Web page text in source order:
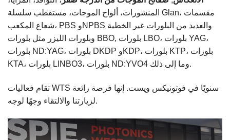
المنشورات، ألواح الموجات، مستقطب سلسلة Glan، مقسمات
شعاع المكعب، PBS وNPBS والعديد من البلورات غير الخطية
وبلورات الليزر مثل بلورات BBO, بلورات LBO، بلورات YAG،
بلورات ND:YAG، بلورات DKDP وKDP، بلورات KTP، بلورات
KTA، بلورات LINBO3، بلورات ND:YVO4 وما إلى ذلك.
تقام فعاليات WTS سنويًا في فوتونيكس ويست. إنها فرصة رائعة
لزيارتنا والالتقاء وجهًا لوجه.